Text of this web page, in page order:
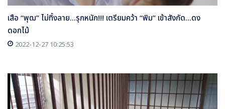
เสือ “พุฒ” ไม่ทิ้งลาย...รุกหนัก!!! เตรียมคว้า “พิม” เข้าสังกัด...ดง
ดอกไม้
2022-12-27 10:25:53